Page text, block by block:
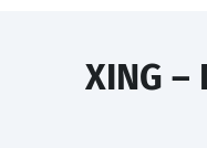
XING